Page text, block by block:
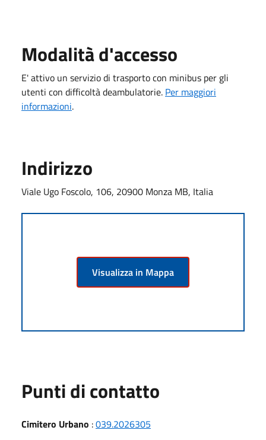
Modalità d'accesso
E' attivo un servizio di trasporto con minibus per gli
utenti con difficoltà deambulatorie. Per maggiori
informazioni.
Indirizzo
Viale Ugo Foscolo, 106, 20900 Monza MB, Italia
Visualizza in Mappa
Punti di contatto
Cimitero Urbano :039.2026305